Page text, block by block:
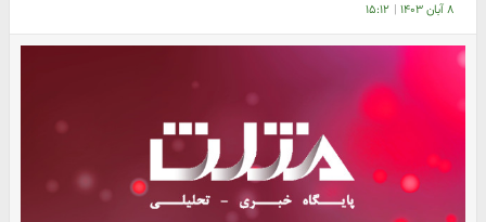
۸ آبان ۱۴۰۳ | ۱۵:۱۲